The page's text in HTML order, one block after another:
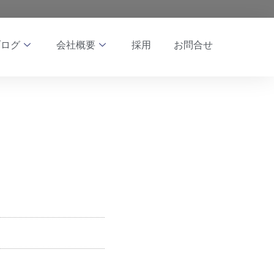
グ 会社概要 採用 お問合せ